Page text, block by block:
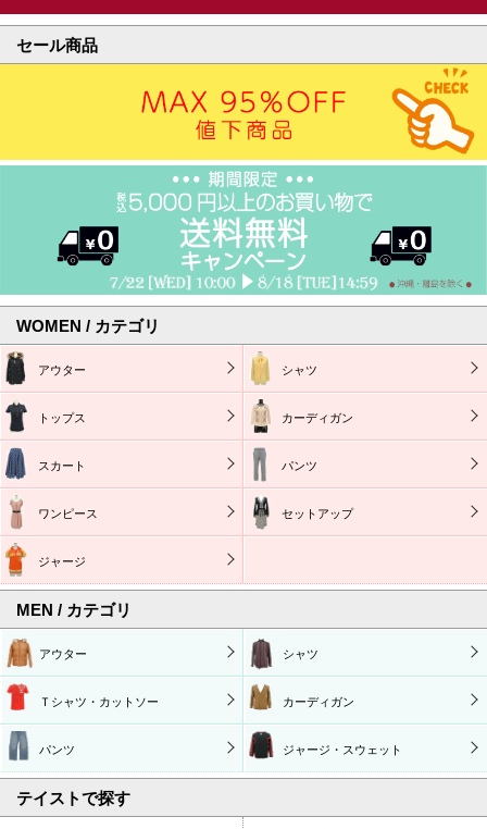
セール商品
WOMEN / カテゴリ
アウター シャツ
トップス カーディガン
スカート パンツ
ワンピース セットアップ
ジャージ
MEN / カテゴリ
アウター シャツ
Ｔシャツ・カットソー カーディガン
パンツ ジャージ・スウェット
テイストで探す